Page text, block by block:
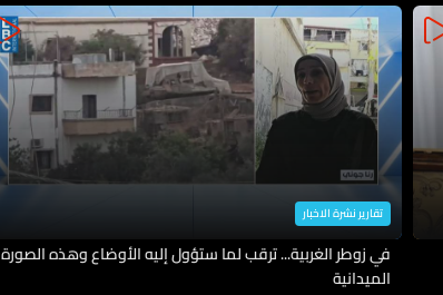
تقارير نشرة الاخبار
في زوطر الغربية... ترقب لما ستؤول إليه الأوضاع وهذه الصورة
الميدانية